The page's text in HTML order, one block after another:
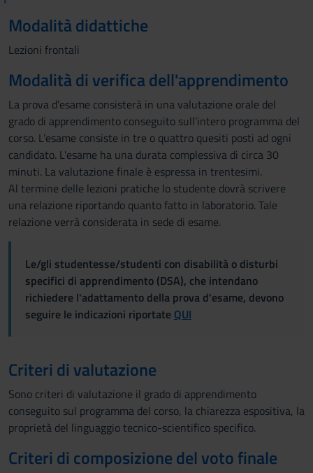
Modalità didattiche
Lezioni frontali
Modalità di verifica dell'apprendimento
La prova d’esame consisterà in una valutazione orale del
grado di apprendimento conseguito sull’intero programma del
corso. L’esame consiste in tre o quattro quesiti posti ad ogni
candidato. L'esame ha una durata complessiva di circa 30
minuti. La valutazione finale è espressa in trentesimi.
Al termine delle lezioni pratiche lo studente dovrà scrivere
una relazione riportando quanto fatto in laboratorio. Tale
relazione verrà considerata in sede di esame.
Le/gli studentesse/studenti con disabilità o disturbi
specifici di apprendimento (DSA), che intendano
richiedere l'adattamento della prova d'esame, devono
seguire le indicazioni riportate QUI
Criteri di valutazione
Sono criteri di valutazione il grado di apprendimento
conseguito sul programma del corso, la chiarezza espositiva, la
proprietà del linguaggio tecnico-scientifico specifico.
Criteri di composizione del voto finale